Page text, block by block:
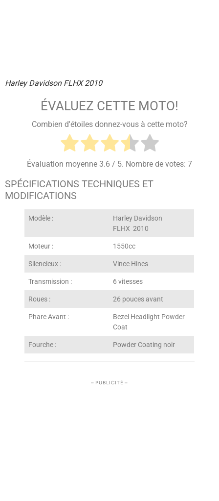
Harley Davidson FLHX 2010
ÉVALUEZ CETTE MOTO!
Combien d'étoiles donnez-vous à cette moto?
Évaluation moyenne 3.6 / 5. Nombre de votes: 7
SPÉCIFICATIONS TECHNIQUES ET
MODIFICATIONS
Modèle :
Harley Davidson
FLHX 2010
Moteur : 1550cc
Silencieux : Vince Hines
Transmission : 6 vitesses
Roues : 26 pouces avant
Phare Avant :
Bezel Headlight Powder
Coat
Fourche : Powder Coating noir
– PUBLICITÉ –